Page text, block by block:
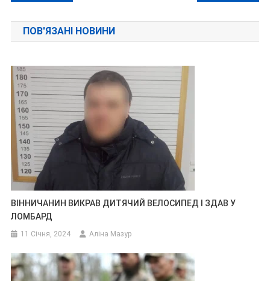
записів
ПОВ'ЯЗАНІ НОВИНИ
ВІННИЧАНИН ВИКРАВ ДИТЯЧИЙ ВЕЛОСИПЕД І ЗДАВ У
ЛОМБАРД
11 Січня, 2024 Аліна Мазур